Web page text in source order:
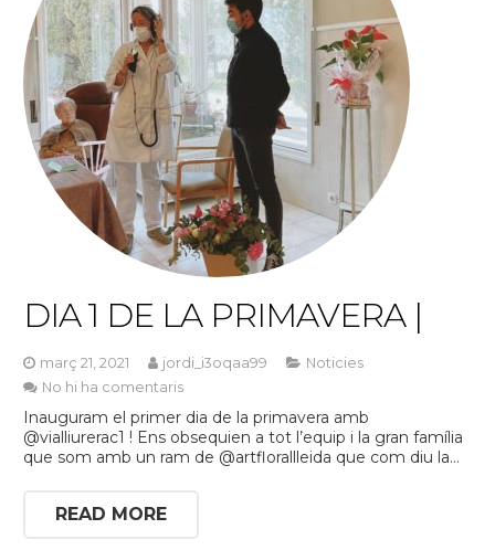
DIA 1 DE LA PRIMAVERA |
març 21, 2021 jordi_i3oqaa99
Noticies
No hi ha comentaris
Inauguram el primer dia de la primavera amb
@vialliurerac1 ! Ens obsequien a tot l’equip i la gran família
que som amb un ram de @artflorallleida que com diu la…
READ MORE